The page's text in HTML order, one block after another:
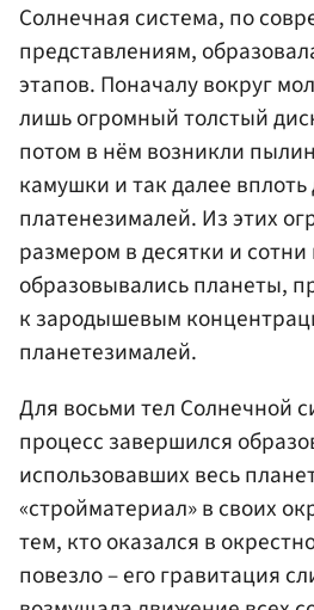
Солнечная система, по
представлениям,
этапов. Поначалу вокруг
лишь огромный толстый
потом в нём возникли
камушки и так далее
платенезималей. Из этих
размером в десятки и
образовывались планеты,
к зародышевым
планетезималей.
Для восьми тел Солнечной
процесс завершился
использовавших весь
«стройматериал» в своих
тем, кто оказался в
повезло – его гравитация